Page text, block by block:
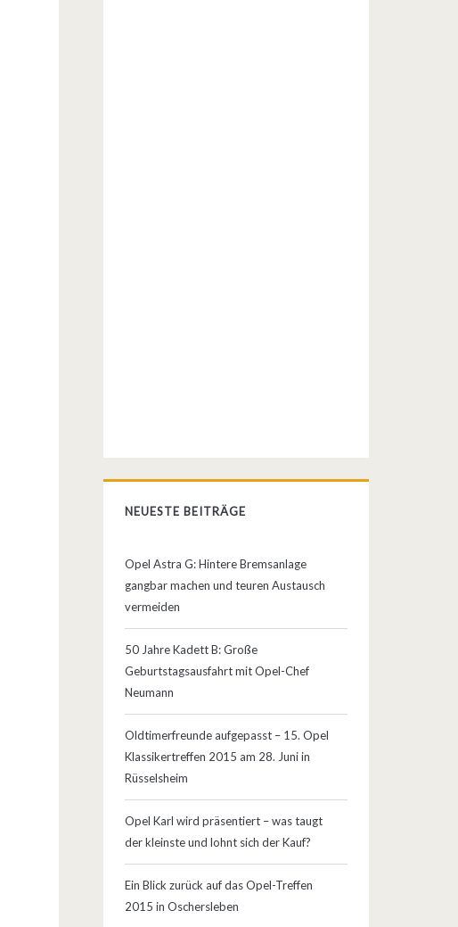
NEUESTE BEITRÄGE
Opel Astra G: Hintere Bremsanlage
gangbar machen und teuren Austausch
vermeiden
50 Jahre Kadett B: Große
Geburtstagsausfahrt mit Opel-Chef
Neumann
Oldtimerfreunde aufgepasst – 15. Opel
Klassikertreffen 2015 am 28. Juni in
Rüsselsheim
Opel Karl wird präsentiert – was taugt
der kleinste und lohnt sich der Kauf?
Ein Blick zurück auf das Opel-Treffen
2015 in Oschersleben